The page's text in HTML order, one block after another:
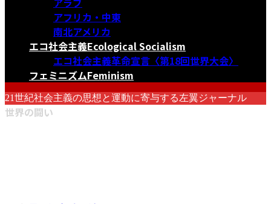
アフリカ・中東
南北アメリカ
エコ社会主義Ecological Socialism
エコ社会主義革命宣言〈第18回世界大会〉
フェミニズムFeminism
21世紀社会主義の思想と運動に寄与する左翼ジャーナル
世界の闘い